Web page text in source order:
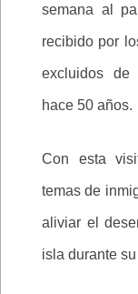
semana al
recibido por
excluidos de
hace 50 años.
Con esta
temas de
aliviar el
isla durante